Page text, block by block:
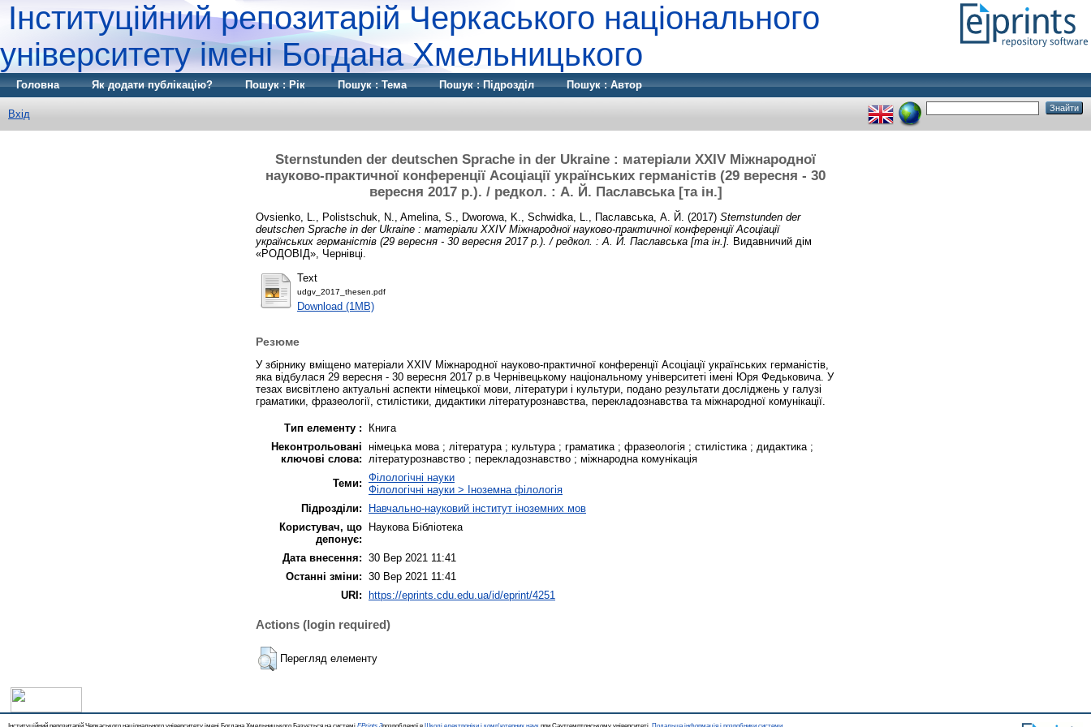
Інституційний репозитарій Черкаського національного
університету імені Богдана Хмельницького
Головна Як додати публікацію? Пошук : Рік Пошук : Тема Пошук : Підрозділ Пошук : Автор
Вхід
Sternstunden der deutschen Sprache in der Ukraine : матеріали XХІV Міжнародної
науково-практичної конференції Асоціації українських германістів (29 вересня - 30
вересня 2017 р.). / редкол. : А. Й. Паславська [та ін.]
Ovsienko, L. Polistschuk, N. Amelina, S. Dworowa, K. Schwidka, L. Паславська, А. Й. (2017) Sternstunden der
deutschen Sprache in der Ukraine : матеріали XХІV Міжнародної науково-практичної конференції Асоціації
українських германістів (29 вересня - 30 вересня 2017 р.). / редкол. : А. Й. Паславська [та ін.]. Видавничий дім
«РОДОВІД», Чернівці.
Text
udgv_2017_thesen.pdf
Download (1MB)
Резюме
У збірнику вміщено матеріали XХІV Міжнародної науково-практичної конференції Асоціації українських германістів,
яка відбулася 29 вересня - 30 вересня 2017 р.в Чернівецькому національному університеті імені Юря Федьковича. У
тезах висвітлено актуальні аспекти німецької мови, літератури і культури, подано результати досліджень у галузі
граматики, фразеології, стилістики, дидактики літературознавства, перекладознавства та міжнародної комунікації.
Тип елементу :
Книга
Неконтрольовані
ключові слова:
німецька мова ; література ; культура ; граматика ; фразеологія ; стилістика ; дидактика ;
літературознавство ; перекладознавство ; міжнародна комунікація
Теми: Філологічні науки
Філологічні науки > Іноземна філологія
Підрозділи:
Навчально-науковий інститут іноземних мов
Користувач, що
депонує:
Наукова Бібліотека
Дата внесення: 30 Вер 2021 11:41
Останні зміни: 30 Вер 2021 11:41
URI: https://eprints.cdu.edu.ua/id/eprint/4251
Actions (login required)
Перегляд елементу
Інституційний репозитарій Черкаського національного університету імені Богдана Хмельницького Базується на системі EPrints 3розробленої в Школі електроніки і комп'ютерних наук при Саутгемптонському університеті. Подальша інформація і розробники системи